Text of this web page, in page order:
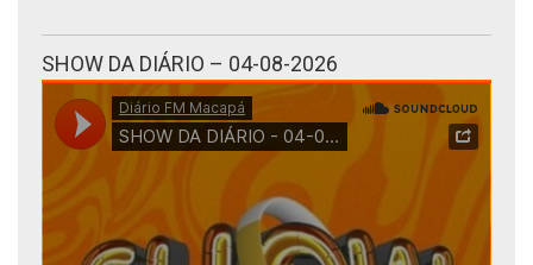
SHOW DA DIÁRIO – 04-08-2026